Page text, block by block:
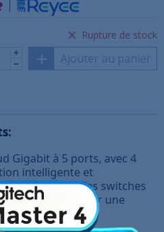
Rupture de stock
Ajouter au panier
Gigabit à 5 ports, avec 4
intelligente et
modernes. Ces switches
sont conçus pour une